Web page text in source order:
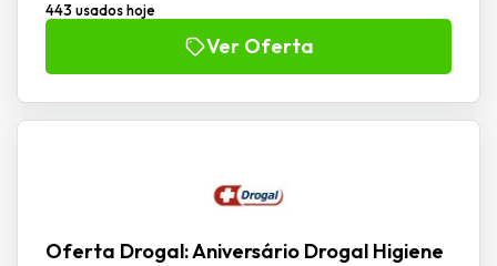
443 usados hoje
Ver Oferta
Oferta Drogal: Aniversário Drogal Higiene